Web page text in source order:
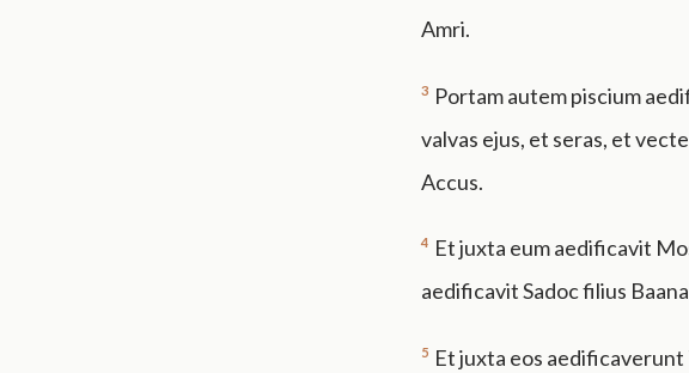
Amri.
3 Portam autem piscium
valvas ejus, et seras, et
Accus.
4 Et juxta eum aedificavit
aedificavit Sadoc filius
5 Et juxta eos